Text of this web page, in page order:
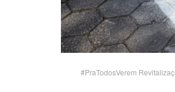
#PraTodosVerem